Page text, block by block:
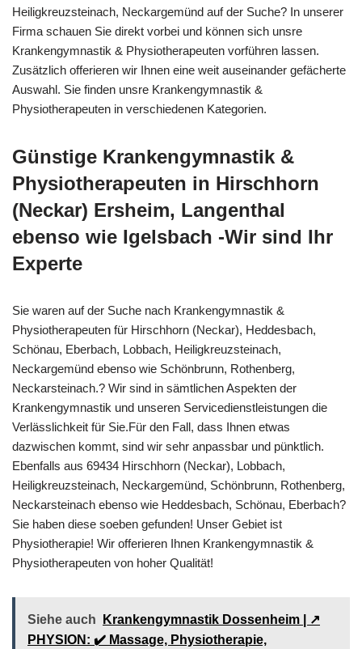
Heiligkreuzsteinach, Neckargemünd auf der Suche? In unserer
Firma schauen Sie direkt vorbei und können sich unsre
Krankengymnastik & Physiotherapeuten vorführen lassen.
Zusätzlich offerieren wir Ihnen eine weit auseinander gefächerte
Auswahl. Sie finden unsre Krankengymnastik &
Physiotherapeuten in verschiedenen Kategorien.
Günstige Krankengymnastik &
Physiotherapeuten in Hirschhorn
(Neckar) Ersheim, Langenthal
ebenso wie Igelsbach -Wir sind Ihr
Experte
Sie waren auf der Suche nach Krankengymnastik &
Physiotherapeuten für Hirschhorn (Neckar), Heddesbach,
Schönau, Eberbach, Lobbach, Heiligkreuzsteinach,
Neckargemünd ebenso wie Schönbrunn, Rothenberg,
Neckarsteinach.? Wir sind in sämtlichen Aspekten der
Krankengymnastik und unseren Servicedienstleistungen die
Verlässlichkeit für Sie.Für den Fall, dass Ihnen etwas
dazwischen kommt, sind wir sehr anpassbar und pünktlich.
Ebenfalls aus 69434 Hirschhorn (Neckar), Lobbach,
Heiligkreuzsteinach, Neckargemünd, Schönbrunn, Rothenberg,
Neckarsteinach ebenso wie Heddesbach, Schönau, Eberbach?
Sie haben diese soeben gefunden! Unser Gebiet ist
Physiotherapie! Wir offerieren Ihnen Krankengymnastik &
Physiotherapeuten von hoher Qualität!
Siehe auch
Krankengymnastik Dossenheim | ↗️
PHYSION: ✔️ Massage, Physiotherapie,